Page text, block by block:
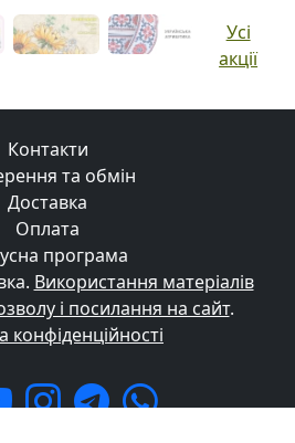
Усі
акції
Контакти
та обмін
Доставка
Оплата
програма
Використання матеріалів
і посилання на сайт.
конфіденційності